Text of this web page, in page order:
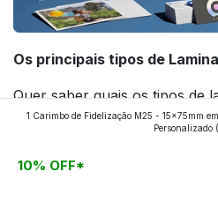
Os principais tipos de
Quer saber quais os tipos de
aplicados nos impressos da
continue a leitura que vamos
1 Carimbo de Fidelização M25 - 15x75mm
Personalizado
10% OFF*